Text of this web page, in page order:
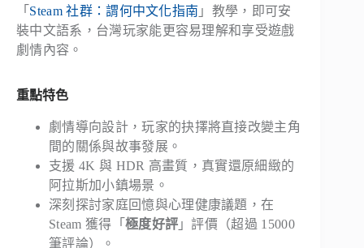
「 Steam 社群：謂何中文化指南 」教學，即可安
裝中文語系，台灣玩家能更容易理解和享受遊戲
劇情內容。
重點特色
劇情導向設計，玩家的抉擇將直接改變主角
間的關係與故事發展。
支援 4K 與 HDR 高畫質，真實還原細緻的
阿拉斯加小鎮場景。
深刻探討家庭回憶與心理健康議題，在
Steam 獲得「 極度好評 」評價（超過 15000
筆評論）。